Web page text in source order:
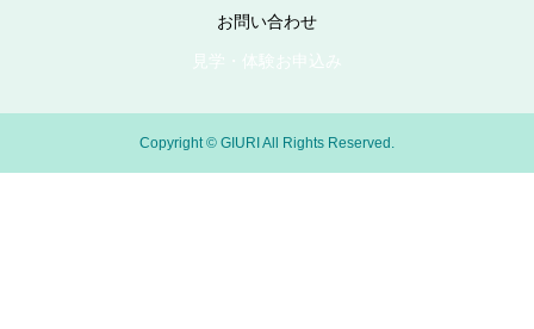
お問い合わせ
見学・体験お申込み
Copyright © GIURI All Rights Reserved.